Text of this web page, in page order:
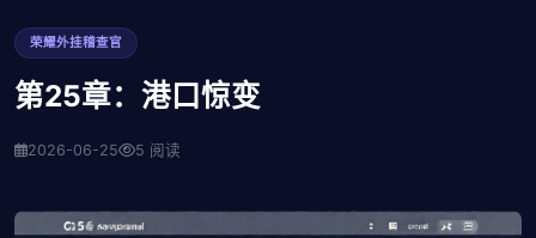
荣耀外挂稽查官
第25章：港口惊变
2026-06-25 5 阅读